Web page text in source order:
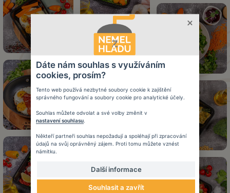
Dáte nám souhlas s využíváním
cookies, prosím?
Tento web používá nezbytné soubory cookie k zajištění
správného fungování a soubory cookie pro analytické účely.
Souhlas můžete odvolat a své volby změnit v
nastavení souhlasu
Někteří partneři souhlas nepožadují a spoléhají při zpracování
údajů na svůj oprávněný zájem. Proti tomu můžete vznést
námitku.
Další informace
Souhlasit a zavřít